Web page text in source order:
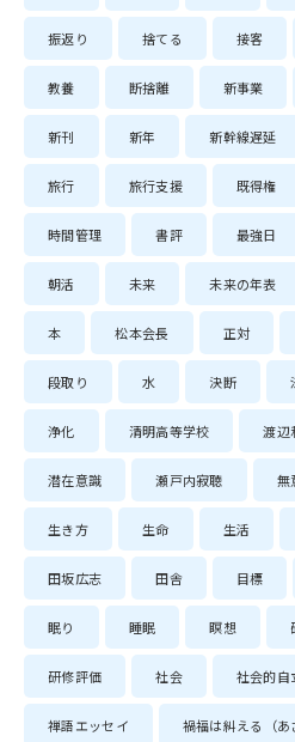
振返り 捨てる 接客
教養 断捨離 新事業
新刊 新年 新幹線遅延
旅行 旅行支援 既得権
時間管理 書評 最強日
朝活 未来 未来の年表
本 松本会長 正対
段取り 水 決断
浄化 清明高等学校 渡辺
潜在意識 瀬戸内寂聴 無
生き方 生命 生活
田坂広志 田舎 目標
眠り 睡眠 瞑想
研修評価 社会 社会的自
禅語エッセイ 禍福は糾える（